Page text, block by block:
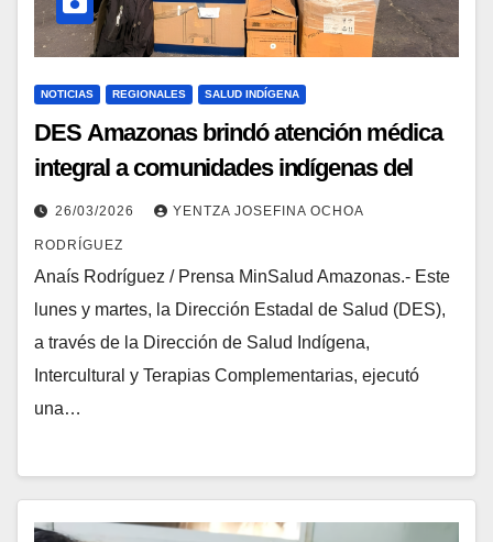
NOTICIAS REGIONALES SALUD INDÍGENA
DES Amazonas brindó atención médica
integral a comunidades indígenas del
Alto Orinoco
26/03/2026 YENTZA JOSEFINA OCHOA
RODRÍGUEZ
Anaís Rodríguez / Prensa MinSalud Amazonas.- Este
lunes y martes, la Dirección Estadal de Salud (DES),
a través de la Dirección de Salud Indígena,
Intercultural y Terapias Complementarias, ejecutó
una…